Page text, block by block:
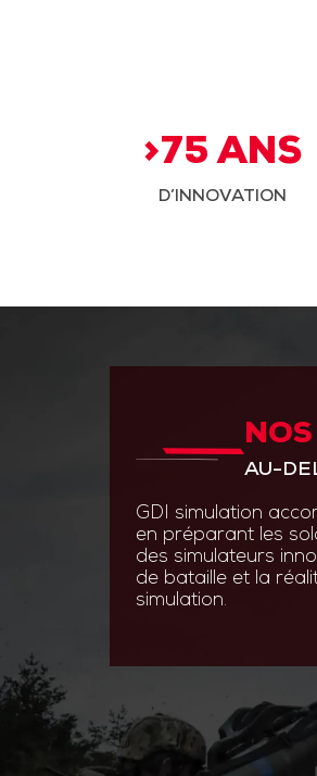
>75 ANS
D’INNOVATION
NOS
AU-
GDI simulation
en préparant les
des simulateurs
de bataille et la
simulation.
GDI
logiciels.
Grâce à
aux